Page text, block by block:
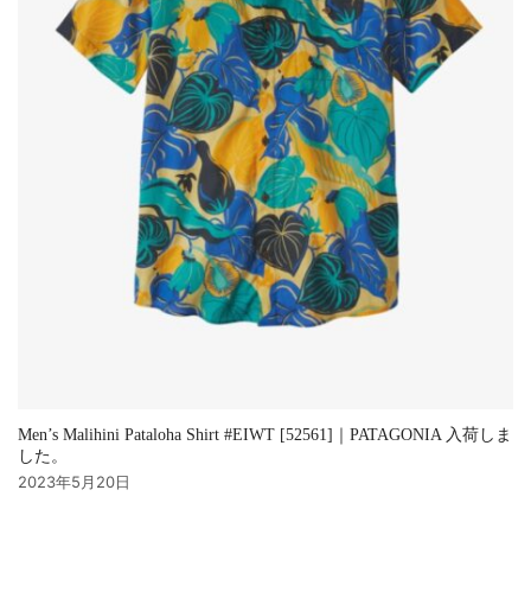
Men’s Malihini Pataloha Shirt #EIWT [52561]｜PATAGONIA 入荷しま
した。
2023年5月20日